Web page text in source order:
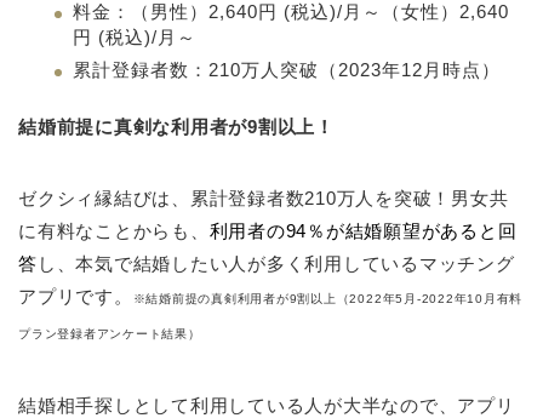
料金：（男性）2,640円 (税込)/月～（女性）2,640
円 (税込)/月～
累計登録者数：210万人突破（2023年12月時点）
結婚前提に真剣な利用者が9割以上！
ゼクシィ縁結びは、累計登録者数210万人を突破！男女共
に有料なことからも、 利用者の94％が結婚願望があると回
答 し、本気で結婚したい人が多く利用しているマッチング
アプリです。
※結婚前提の真剣利用者が9割以上（2022年5月-2022年10月有料
プラン登録者アンケート結果）
結婚相手探しとして利用している人が大半なので、アプリ